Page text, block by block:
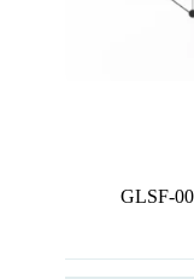
GLSF-